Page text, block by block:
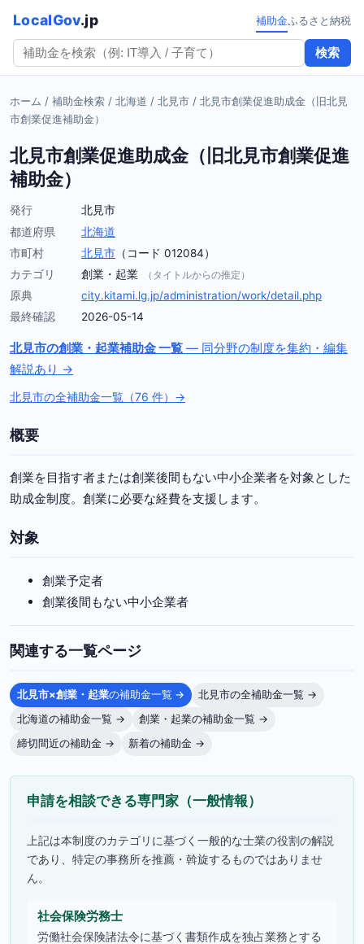
LocalGov.jp
検索
補助金ふるさと納税
ホーム / 補助金検索 / 北海道 / 北見市 / 北見市創業促進助成金（旧北見
市創業促進補助金）
北見市創業促進助成金（旧北見市創業促進
補助金）
発行
北見市
都道府県
北海道
市町村
北見市 （コード 012084）
カテゴリ
創業・起業 （タイトルからの推定）
原典
city.kitami.lg.jp/administration/work/detail.php
最終確認
2026-05-14
北見市の創業・起業補助金 一覧 — 同分野の制度を集約・編集
解説あり →
北見市の全補助金一覧（76 件）→
概要
創業を目指す者または創業後間もない中小企業者を対象とした
助成金制度。創業に必要な経費を支援します。
対象
創業予定者
創業後間もない中小企業者
関連する一覧ページ
北見市×創業・起業の補助金一覧 →
北見市の全補助金一覧 →
北海道の補助金一覧 →
創業・起業の補助金一覧 →
締切間近の補助金 →
新着の補助金 →
申請を相談できる専門家（一般情報）
上記は本制度のカテゴリに基づく一般的な士業の役割の解説
であり、特定の事務所を推薦・斡旋するものではありませ
ん。
社会保険労務士
労働社会保険諸法令に基づく書類作成を独占業務とする